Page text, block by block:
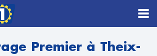
Premier à Theix-